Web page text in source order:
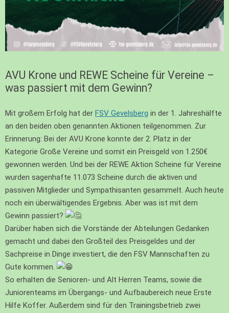
AVU Krone und REWE Scheine für Vereine –
was passiert mit dem Gewinn?
Mit großem Erfolg hat der FSV Gevelsberg in der 1. Jahreshälfte
an den beiden oben genannten Aktionen teilgenommen. Zur
Erinnerung: Bei der AVU Krone konnte der 2. Platz in der
Kategorie Große Vereine und somit ein Preisgeld von 1.250€
gewonnen werden. Und bei der REWE Aktion Scheine für Vereine
wurden sagenhafte 11.073 Scheine durch die aktiven und
passiven Mitglieder und Sympathisanten gesammelt. Auch heute
noch ein überwältigendes Ergebnis. Aber was ist mit dem
Gewinn passiert?
Darüber haben sich die Vorstände der Abteilungen Gedanken
gemacht und dabei den Großteil des Preisgeldes und der
Sachpreise in Dinge investiert, die den FSV Mannschaften zu
Gute kommen.
So erhalten die Senioren- und Alt Herren Teams, sowie die
Juniorenteams im Übergangs- und Aufbaubereich neue Erste
Hilfe Koffer. Außerdem sind für den Trainingsbetrieb zwei